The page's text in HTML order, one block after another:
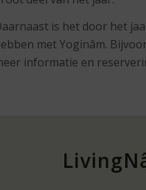
is het door het
met Yoginâm.
informatie en